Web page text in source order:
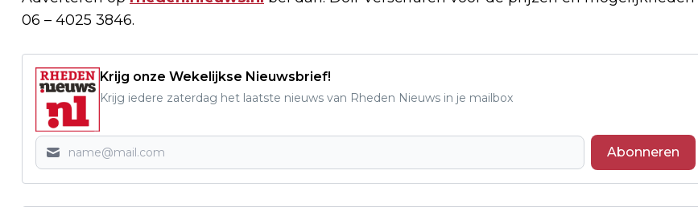
06 – 4025 3846.
Krijg onze Wekelijkse Nieuwsbrief!
Krijg iedere zaterdag het laatste nieuws van Rheden Nieuws in je mailbox
Abonneren